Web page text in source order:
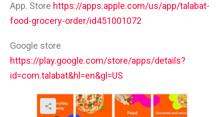
App. Store https://apps.apple.com/us/app/talabat-
food-grocery-order/id451001072
Google store
https://play.google.com/store/apps/details?
id=com.talabat&hl=en&gl=US